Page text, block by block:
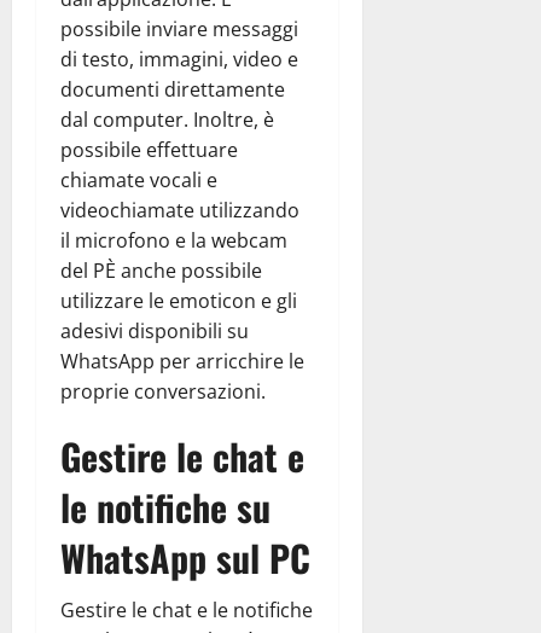
possibile inviare messaggi
di testo, immagini, video e
documenti direttamente
dal computer. Inoltre, è
possibile effettuare
chiamate vocali e
videochiamate utilizzando
il microfono e la webcam
del PÈ anche possibile
utilizzare le emoticon e gli
adesivi disponibili su
WhatsApp per arricchire le
proprie conversazioni.
Gestire le chat e
le notifiche su
WhatsApp sul PC
Gestire le chat e le notifiche